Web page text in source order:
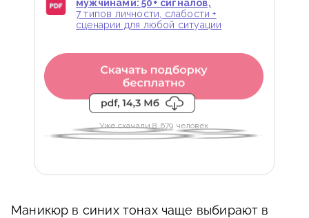
Уже скачали 8 679 человек
мужчинами: 50+ сигналов,
7 типов личности, слабости +
сценарии для любой ситуации
Маникюр в синих тонах чаще выбирают в